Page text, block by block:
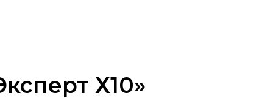
Х10»